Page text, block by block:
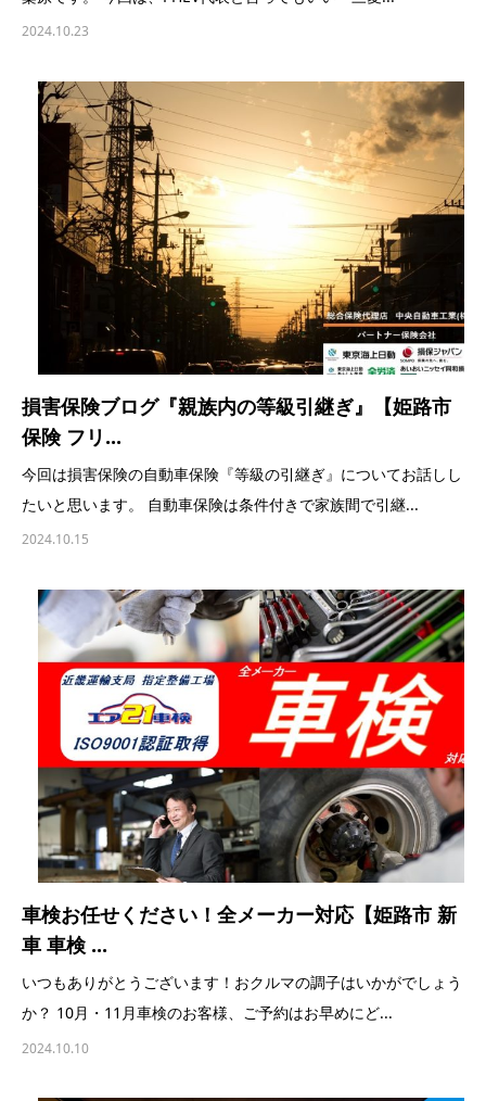
2024.10.23
損害保険ブログ『親族内の等級引継ぎ』【姫路市
保険 フリ...
今回は損害保険の自動車保険『等級の引継ぎ』についてお話しし
たいと思います。 自動車保険は条件付きで家族間で引継...
2024.10.15
車検お任せください！全メーカー対応【姫路市 新
車 車検 ...
いつもありがとうございます！おクルマの調子はいかがでしょう
か？ 10月・11月車検のお客様、ご予約はお早めにど...
2024.10.10